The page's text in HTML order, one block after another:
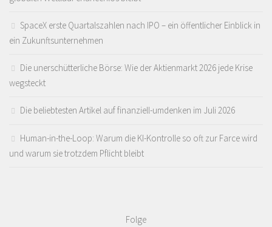
SpaceX erste Quartalszahlen nach IPO – ein öffentlicher Einblick in
ein Zukunftsunternehmen
Die unerschütterliche Börse: Wie der Aktienmarkt 2026 jede Krise
wegsteckt
Die beliebtesten Artikel auf finanziell-umdenken im Juli 2026
Human-in-the-Loop: Warum die KI-Kontrolle so oft zur Farce wird
und warum sie trotzdem Pflicht bleibt
Folge